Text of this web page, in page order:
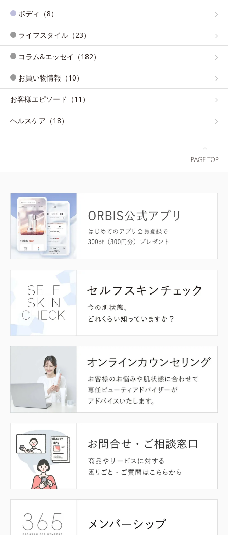
ボディ（8）
ライフスタイル（23）
コラム&エッセイ（182）
お買い物情報（10）
お客様エピソード（11）
ヘルスケア（18）